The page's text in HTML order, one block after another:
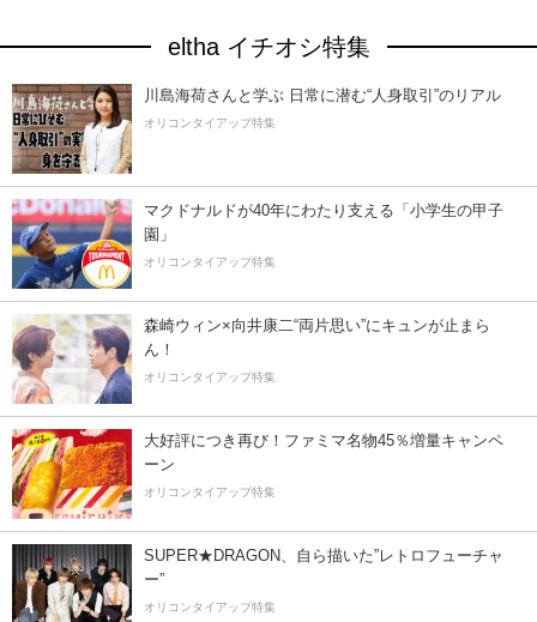
eltha イチオシ特集
川島海荷さんと学ぶ 日常に潜む“人身取引”のリアル
オリコンタイアップ特集
マクドナルドが40年にわたり支える「小学生の甲子
園」
オリコンタイアップ特集
森崎ウィン×向井康二“両片思い”にキュンが止まら
ん！
オリコンタイアップ特集
大好評につき再び！ファミマ名物45％増量キャンペ
ーン
オリコンタイアップ特集
SUPER★DRAGON、自ら描いた”レトロフューチャ
ー”
オリコンタイアップ特集